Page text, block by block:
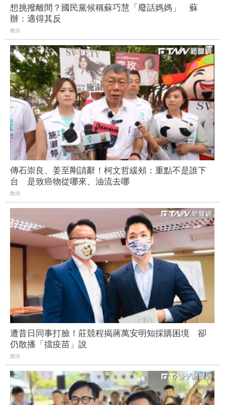
想挑撥離間？國民黨候稱蘇巧慧「廢話媽媽」 蘇
辦：適得其反
政治
傳石崇良、姜至剛請辭！柯文哲緩頰：重點不是誰下
台 是致癌物從哪來、油流去哪
政治
遭昔日同事打臉！莊競程揭蔣萬安明知採購困境 卻
仍散播「擋疫苗」說
政治